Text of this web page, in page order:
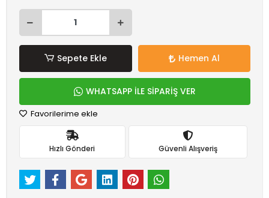
Sepete Ekle Hemen Al
WHATSAPP İLE SİPARİŞ VER
Favorilerime ekle
Hızlı Gönderi Güvenli Alışveriş